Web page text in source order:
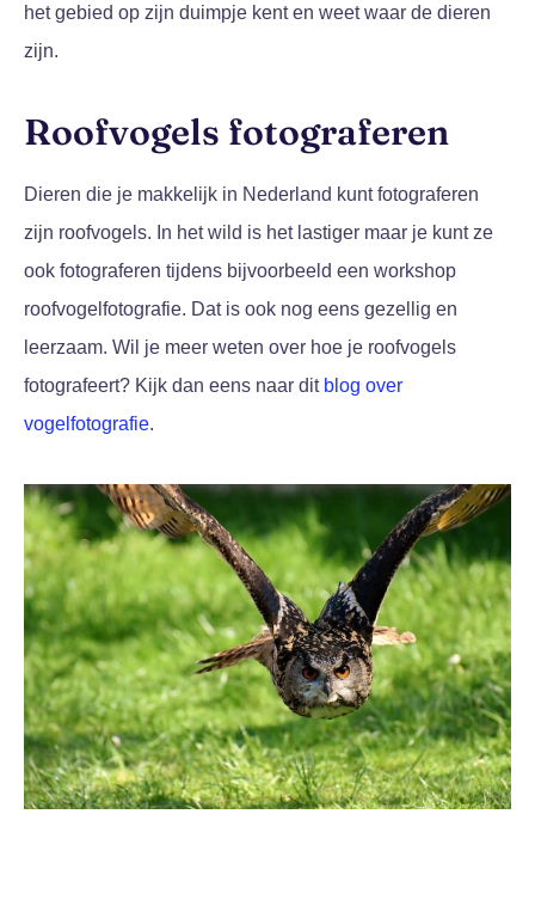
het gebied op zijn duimpje kent en weet waar de dieren
zijn.
Roofvogels fotograferen
Dieren die je makkelijk in Nederland kunt fotograferen
zijn roofvogels. In het wild is het lastiger maar je kunt ze
ook fotograferen tijdens bijvoorbeeld een workshop
roofvogelfotografie. Dat is ook nog eens gezellig en
leerzaam. Wil je meer weten over hoe je roofvogels
fotografeert? Kijk dan eens naar dit blog over
vogelfotografie.